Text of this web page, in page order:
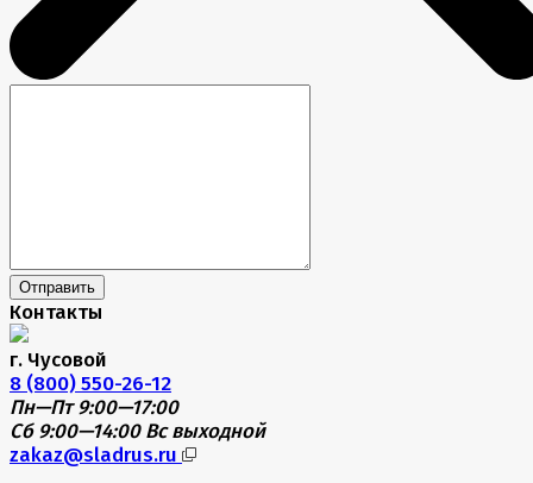
Отправить
Контакты
г. Чусовой
8 (800) 550-26-12
Пн—Пт 9:00—17:00
Сб 9:00—14:00 Вс выходной
zakaz@sladrus.ru